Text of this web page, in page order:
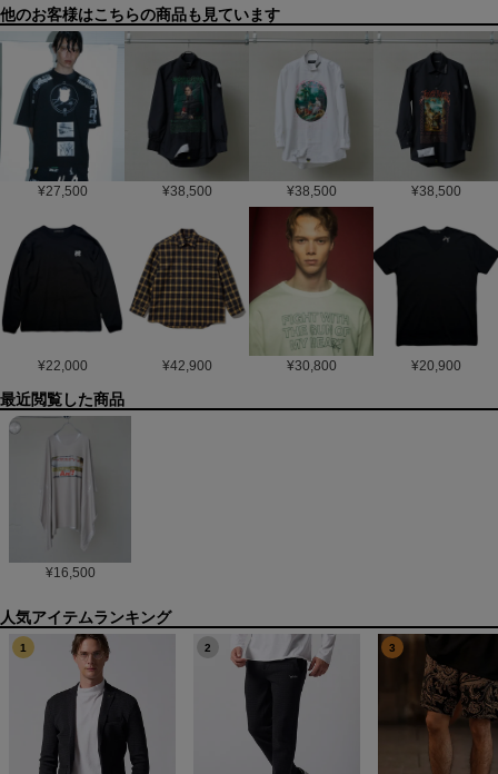
他のお客様はこちらの商品も見ています
¥27,500 ¥38,500 ¥38,500 ¥38,500
¥22,000 ¥42,900 ¥30,800 ¥20,900
最近閲覧した商品
¥16,500
1 2 3